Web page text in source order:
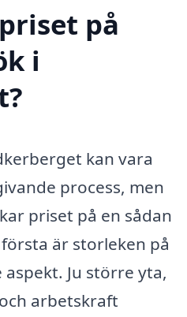
på
i
kan vara
process, men
priset på en sådan
är storleken på
Ju större yta,
arbetskraft